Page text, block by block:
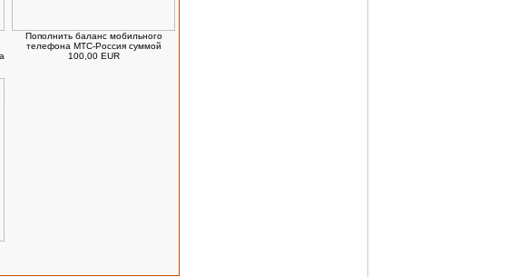
Пополнить баланс мобильного
телефона МТС-Россия суммой
100,00 EUR